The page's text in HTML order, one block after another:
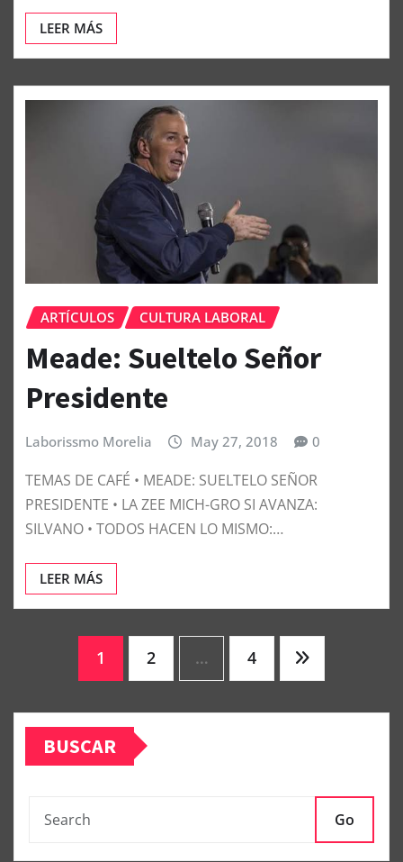
LEER MÁS
ARTÍCULOS CULTURA LABORAL
Meade: Sueltelo Señor
Presidente
Laborissmo Morelia May 27, 2018 0
TEMAS DE CAFÉ • MEADE: SUELTELO SEÑOR
PRESIDENTE • LA ZEE MICH-GRO SI AVANZA:
SILVANO • TODOS HACEN LO MISMO:…
LEER MÁS
Paginación
de
entradas
1 2 … 4
BUSCAR
Go